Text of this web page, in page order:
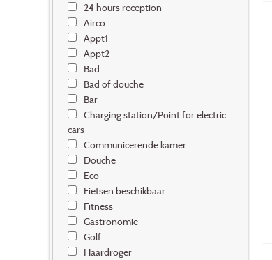
24 hours reception
Airco
Appt1
Appt2
Bad
Bad of douche
Bar
cars
Communicerende kamer
Douche
Eco
Fietsen beschikbaar
Fitness
Gastronomie
Golf
Haardroger